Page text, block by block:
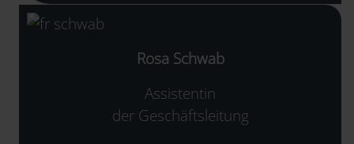
Rosa Schwab
Assistentin
der Geschäftsleitung